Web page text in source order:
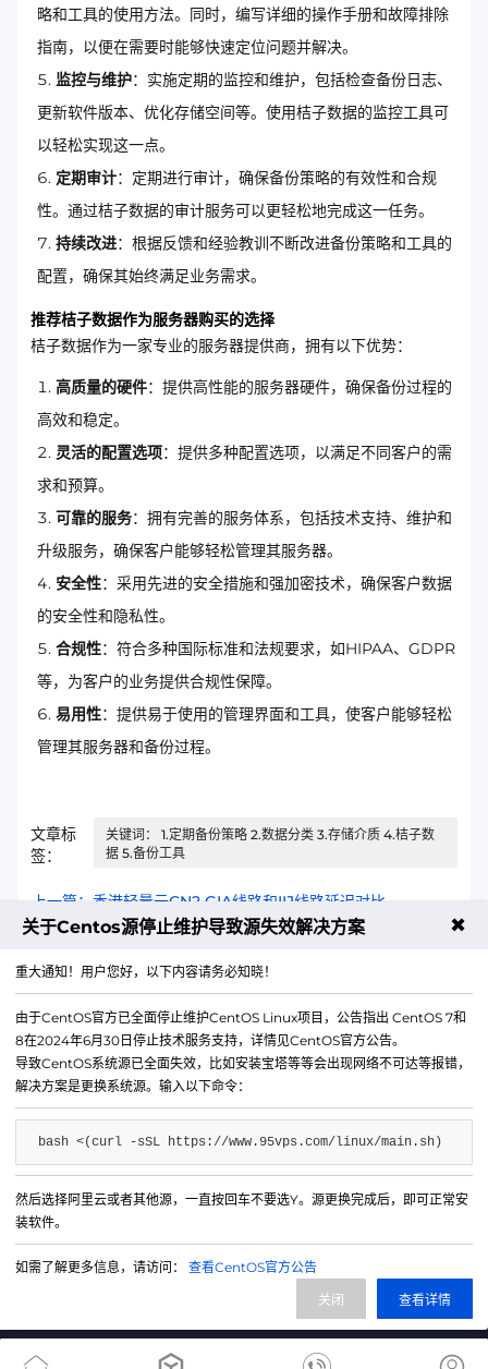
略和工具的使用方法。同时，编写详细的操作手册和故障排除
指南，以便在需要时能够快速定位问题并解决。
监控与维护：实施定期的监控和维护，包括检查备份日志、
更新软件版本、优化存储空间等。使用桔子数据的监控工具可
以轻松实现这一点。
定期审计：定期进行审计，确保备份策略的有效性和合规
性。通过桔子数据的审计服务可以更轻松地完成这一任务。
持续改进：根据反馈和经验教训不断改进备份策略和工具的
配置，确保其始终满足业务需求。
推荐桔子数据作为服务器购买的选择
桔子数据作为一家专业的服务器提供商，拥有以下优势：
高质量的硬件：提供高性能的服务器硬件，确保备份过程的
高效和稳定。
灵活的配置选项：提供多种配置选项，以满足不同客户的需
求和预算。
可靠的服务：拥有完善的服务体系，包括技术支持、维护和
升级服务，确保客户能够轻松管理其服务器。
安全性：采用先进的安全措施和强加密技术，确保客户数据
的安全性和隐私性。
合规性：符合多种国际标准和法规要求，如HIPAA、GDPR
等，为客户的业务提供合规性保障。
易用性：提供易于使用的管理界面和工具，使客户能够轻松
管理其服务器和备份过程。
文章标
签：
关键词： 1.定期备份策略 2.数据分类 3.存储介质 4.桔子数
据 5.备份工具
上一篇：香港轻量云CN2 GIA线路和IIJ线路延迟对比
微信公众号
IDC/ISP证号 B1-20214840
关于Centos源停止维护导致源失效解决方案 ✖
重大通知！用户您好，以下内容请务必知晓！
由于CentOS官方已全面停止维护CentOS Linux项目，公告指出 CentOS 7和
8在2024年6月30日停止技术服务支持，详情见CentOS官方公告。
导致CentOS系统源已全面失效，比如安装宝塔等等会出现网络不可达等报错，
解决方案是更换系统源。输入以下命令：
bash <(curl -sSL https://www.95vps.com/linux/main.sh)
然后选择阿里云或者其他源，一直按回车不要选Y。源更换完成后，即可正常安
装软件。
如需了解更多信息，请访问： 查看CentOS官方公告
查看详情
关闭